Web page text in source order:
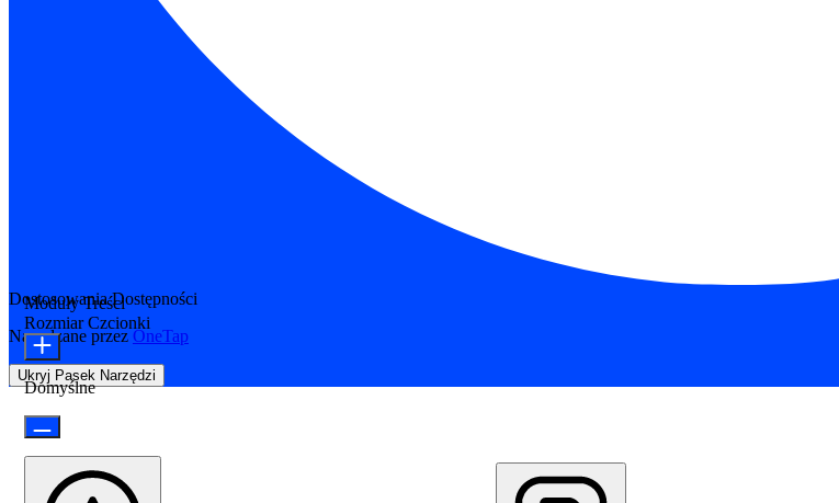
Dostosowania Dostępności
Napędzane przez OneTap
Ukryj Pasek Narzędzi
Moduły Treści
Rozmiar Czcionki
Domyślne